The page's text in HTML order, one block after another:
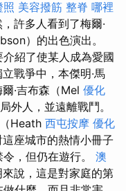
照 美容撥筋 整脊 哪裡
許多人看到了梅爾·
）的出色演出。
紹了使某人成為愛國
戰爭中，本傑明·馬
·吉布森（Mel 優化
外人，並遠離戰鬥。
Heath 西屯按摩 優化
座城市的熱情小冊子
，但仍在遊行。 澳
說，這是對家庭的第